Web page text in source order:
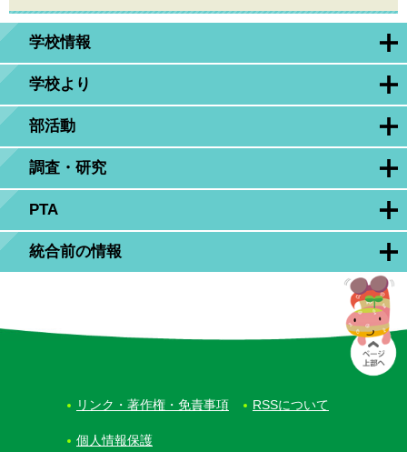
学校情報
学校より
部活動
調査・研究
PTA
統合前の情報
リンク・著作権・免責事項 RSSについて
個人情報保護